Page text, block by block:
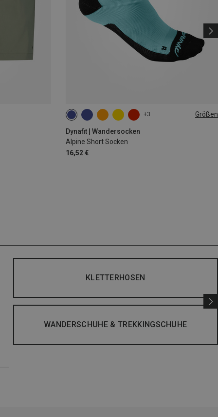
+3 Größen
Dynafit | Wandersocken
Alpine Short Socken
16,52 €
35|36|37|38 39|40|41|42
KLETTERHOSEN
WANDERSCHUHE & TREKKINGSCHUHE